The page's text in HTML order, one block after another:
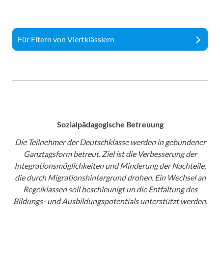
Für Eltern von Viertklässlern
Sozialpädagogische Betreuung
Die Teilnehmer der Deutschklasse werden in gebundener
Ganztagsform betreut. Ziel ist die Verbesserung der
Integrationsmöglichkeiten und Minderung der Nachteile,
die durch Migrationshintergrund drohen. Ein Wechsel an
Regelklassen soll beschleunigt un die Entfaltung des
Bildungs- und Ausbildungspotentials unterstützt werden.